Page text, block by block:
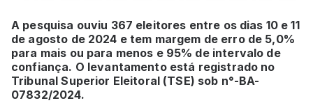
A pesquisa ouviu 367 eleitores entre os dias 10 e 11
de agosto de 2024 e tem margem de erro de 5,0%
para mais ou para menos e 95% de intervalo de
confiança. O levantamento está registrado no
Tribunal Superior Eleitoral (TSE) sob n°-BA-
07832/2024.